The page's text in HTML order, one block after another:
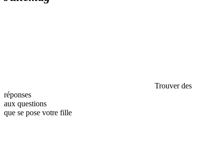
Trouver des
réponses
aux questions
que se pose votre fille